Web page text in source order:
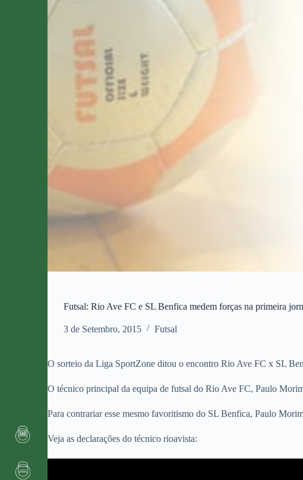
Futsal: Rio Ave FC e SL Benfica medem forças na primeira
3 de Setembro, 2015 Futsal
O sorteio da Liga SportZone ditou o encontro Rio Ave FC x SL
O técnico principal da equipa de futsal do Rio Ave FC, Paulo
Para contrariar esse mesmo favoritismo do SL Benfica, Paulo
Veja as declarações do técnico rioavista: